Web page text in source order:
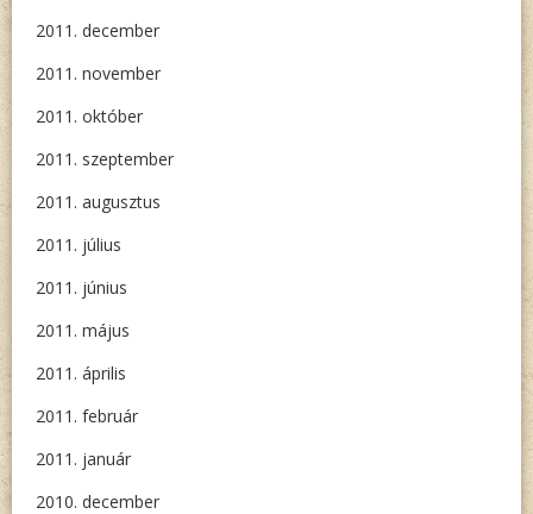
2011. december
2011. november
2011. október
2011. szeptember
2011. augusztus
2011. július
2011. június
2011. május
2011. április
2011. február
2011. január
2010. december